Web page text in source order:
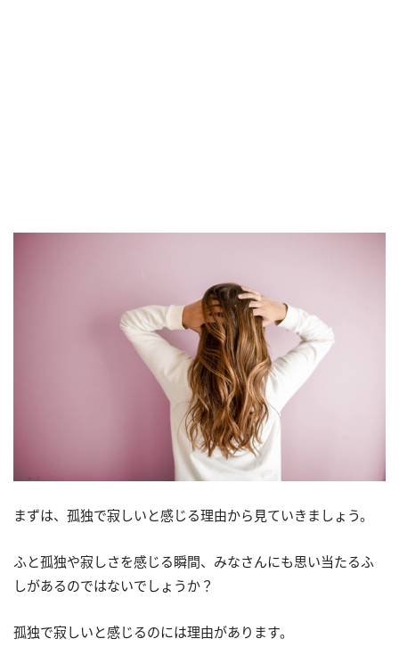
まずは、孤独で寂しいと感じる理由から見ていきましょう。
ふと孤独や寂しさを感じる瞬間、みなさんにも思い当たるふ
しがあるのではないでしょうか？
孤独で寂しいと感じるのには理由があります。